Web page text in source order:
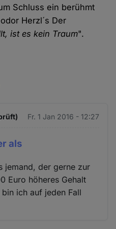
Schluss ein berühmt
Herzl´s Der
ist es kein Traum".
Fr. 1 Jan 2016 - 12:27
als
jemand, der gerne zur
Euro höheres Gehalt
ich auf jeden Fall